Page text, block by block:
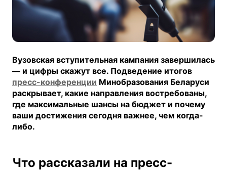
Вузовская вступительная кампания завершилась
— и цифры скажут все. Подведение итогов
пресс-конференции Минобразования Беларуси
раскрывает, какие направления востребованы,
где максимальные шансы на бюджет и почему
ваши достижения сегодня важнее, чем когда-
либо.
Что рассказали на пресс-